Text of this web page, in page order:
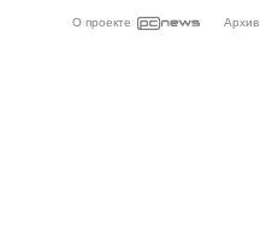
О проекте Архив